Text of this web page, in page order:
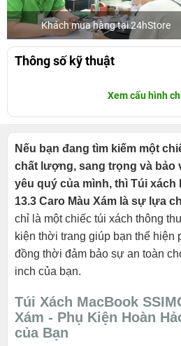
Khách mua hàng tại 24hStore
Thông số kỹ thuật
Xem cấu hình
Nếu bạn đang tìm kiếm một
chất lượng, sang trọng và bảo
yêu quý của mình, thì Túi xách
13.3 Caro Màu Xám là sự lựa
chỉ là một chiếc túi xách thông
kiện thời trang giúp bạn thể hiện
đồng thời đảm bảo sự an toàn
inch của bạn.
Túi Xách MacBook
Xám - Phụ Kiện Hoàn
của Bạn